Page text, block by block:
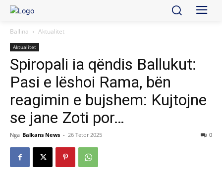
Ballina Aktualitet
Aktualitet
Spiropali ia qëndis Ballukut:
Pasi e lëshoi Rama, bën
reagimin e bujshem: Kujtojne
se jane Zoti por…
Nga Balkans News - 26 Tetor 2025 0